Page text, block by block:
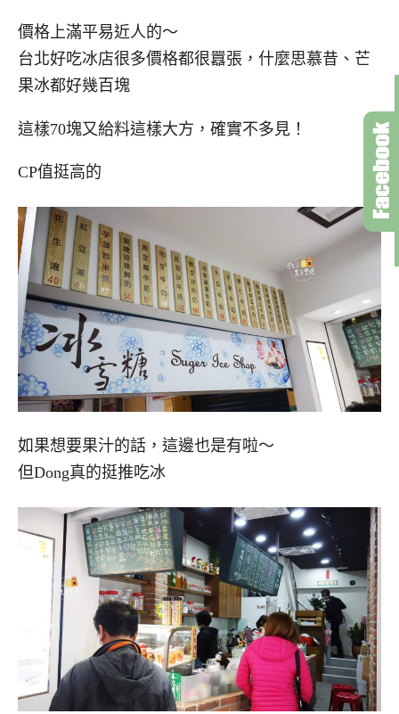
價格上滿平易近人的～
台北好吃冰店很多價格都很囂張，什麼思慕昔、芒
果冰都好幾百塊
這樣70塊又給料這樣大方，確實不多見！
CP值挺高的
如果想要果汁的話，這邊也是有啦～
但Dong真的挺推吃冰